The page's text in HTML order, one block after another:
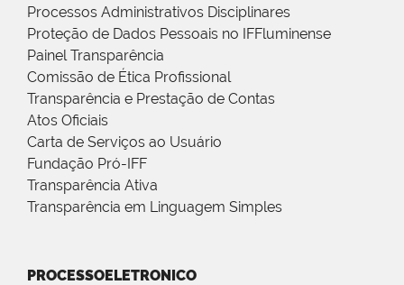
Processos Administrativos Disciplinares
Proteção de Dados Pessoais no IFFluminense
Painel Transparência
Comissão de Ética Profissional
Transparência e Prestação de Contas
Atos Oficiais
Carta de Serviços ao Usuário
Fundação Pró-IFF
Transparência Ativa
Transparência em Linguagem Simples
PROCESSOELETRONICO